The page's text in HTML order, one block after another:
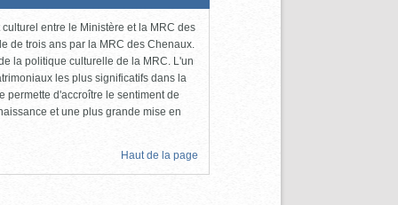
entre le Ministère et la MRC des
de trois ans par la MRC des Chenaux.
la politique culturelle de la MRC. L'un
les plus significatifs dans la
permette d'accroître le sentiment de
et une plus grande mise en
Haut de la page